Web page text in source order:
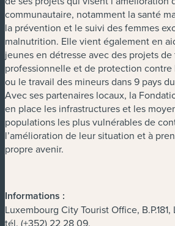
communautaire, notamment la santé
la prévention et le suivi des femmes
malnutrition. Elle vient également en
jeunes en détresse avec des projets
professionnelle et de protection contre
ou le travail des mineurs dans 9 pays
Avec ses partenaires locaux, la
en place les infrastructures et les
populations les plus vulnérables de
l’amélioration de leur situation et à
propre avenir.
Informations :
Luxembourg City Tourist Office, B.P.181,
tél. (+352) 22 28 09,